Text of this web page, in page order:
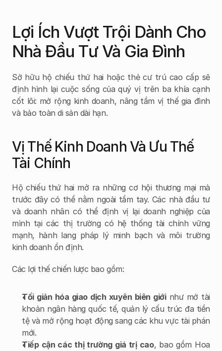
Lợi Ích Vượt Trội Dành Cho
Nhà Đầu Tư Và Gia Đình
Sở hữu hộ chiếu thứ hai hoặc thẻ cư trú cao cấp sẽ
định hình lại cuộc sống của quý vị trên ba khía cạnh
cốt lõi: mở rộng kinh doanh, nâng tầm vị thế gia đình
và bảo toàn di sản dài hạn.
Vị Thế Kinh Doanh Và Ưu Thế
Tài Chính
Hộ chiếu thứ hai mở ra những cơ hội thương mại mà
trước đây có thể nằm ngoài tầm tay. Các nhà đầu tư
và doanh nhân có thể định vị lại doanh nghiệp của
mình tại các thị trường có hệ thống tài chính vững
mạnh, hành lang pháp lý minh bạch và môi trường
kinh doanh ổn định.
Các lợi thế chiến lược bao gồm:
Tối giản hóa giao dịch xuyên biên giới như mở tài
khoản ngân hàng quốc tế, quản lý cấu trúc đa tiền
tệ và mở rộng hoạt động sang các khu vực tài phán
mới.
Tiếp cận các thị trường giá trị cao, bao gồm Hoa